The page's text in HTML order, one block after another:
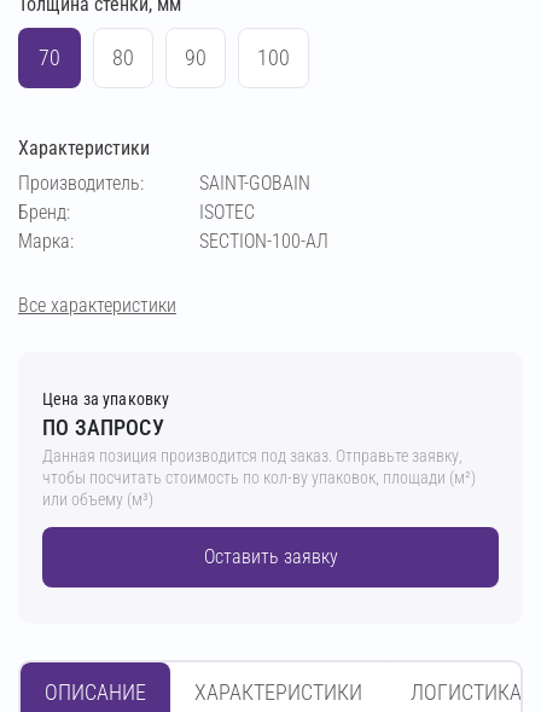
114 133
70 80 90 100
Характеристики
Производитель:
SAINT-GOBAIN
Бренд:
ISOTEC
Марка:
SECTION-100-АЛ
Все характеристики
Цена за упаковку
ПО ЗАПРОСУ
Данная позиция производится под заказ. Отправьте заявку,
чтобы посчитать стоимость по кол-ву упаковок, площади (м²)
или объему (м³)
Оставить заявку
ОПИСАНИЕ ХАРАКТЕРИСТИКИ ЛОГИСТИКА